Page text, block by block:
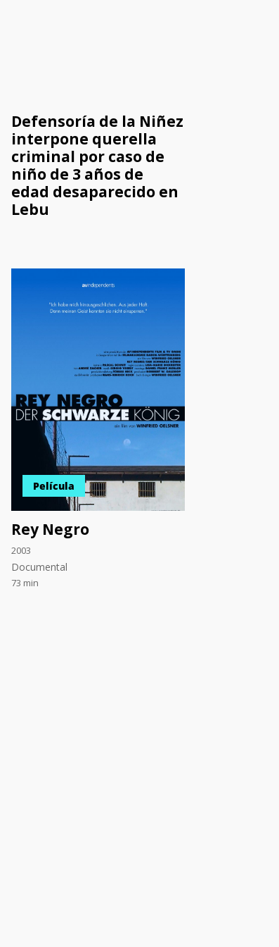
Defensoría de la Niñez
interpone querella
criminal por caso de
niño de 3 años de
edad desaparecido en
Lebu
Película
Rey Negro
2003
Documental
73 min